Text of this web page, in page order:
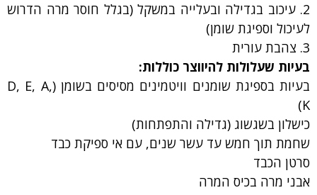
2. עיכוב בגדילה ובעלייה במשקל (בגלל חוסר מרה הדרוש
לעיכול וספיגת שומן)
3. צהבת עורית
בעיות שעלולות להיווצר כוללות:
בעיות בספיגת שומנים וויטמינים מסיסים בשומן (D, E, A,
K)
כישלון בשגשוג (גדילה והתפתחות)
שחמת תוך חמש עד עשר שנים, עם אי ספיקת כבד
סרטן הכבד
אבני מרה בכיס המרה